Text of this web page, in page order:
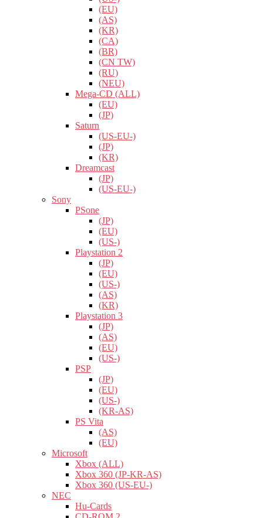
(EU)
(AS)
(KR)
(CA)
(BR)
(CN TW)
(RU)
(NEU)
Mega-CD (ALL)
(EU)
(JP)
Saturn
(US-EU-)
(JP)
(KR)
Dreamcast
(JP)
(US-EU-)
Sony
PSone
(JP)
(EU)
(US-)
Playstation 2
(JP)
(EU)
(US-)
(AS)
(KR)
Playstation 3
(JP)
(AS)
(EU)
(US-)
PSP
(JP)
(EU)
(US-)
(KR-AS)
PS Vita
(AS)
(EU)
Microsoft
Xbox (ALL)
Xbox 360 (JP-KR-AS)
Xbox 360 (US-EU-)
NEC
Hu-Cards